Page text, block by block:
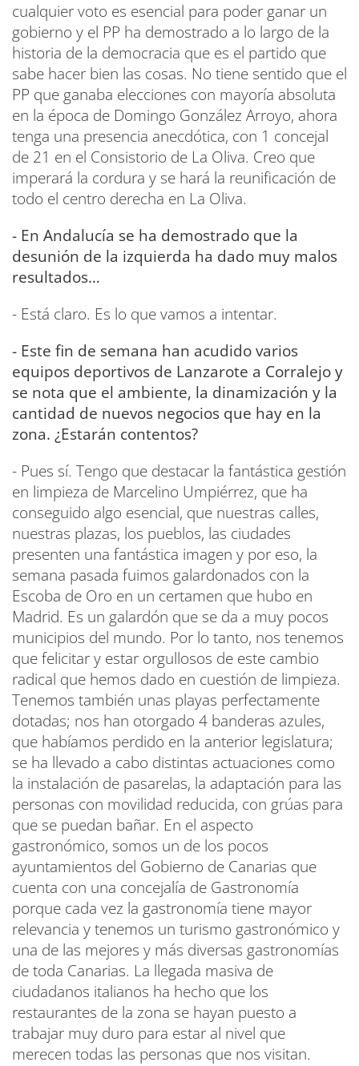
cualquier voto es esencial para poder ganar un
gobierno y el PP ha demostrado a lo largo de la
historia de la democracia que es el partido que
sabe hacer bien las cosas. No tiene sentido que el
PP que ganaba elecciones con mayoría absoluta
en la época de Domingo González Arroyo, ahora
tenga una presencia anecdótica, con 1 concejal
de 21 en el Consistorio de La Oliva. Creo que
imperará la cordura y se hará la reunificación de
todo el centro derecha en La Oliva.
- En Andalucía se ha demostrado que la
desunión de la izquierda ha dado muy malos
resultados…
- Está claro. Es lo que vamos a intentar.
- Este fin de semana han acudido varios
equipos deportivos de Lanzarote a Corralejo y
se nota que el ambiente, la dinamización y la
cantidad de nuevos negocios que hay en la
zona. ¿Estarán contentos?
- Pues sí. Tengo que destacar la fantástica gestión
en limpieza de Marcelino Umpiérrez, que ha
conseguido algo esencial, que nuestras calles,
nuestras plazas, los pueblos, las ciudades
presenten una fantástica imagen y por eso, la
semana pasada fuimos galardonados con la
Escoba de Oro en un certamen que hubo en
Madrid. Es un galardón que se da a muy pocos
municipios del mundo. Por lo tanto, nos tenemos
que felicitar y estar orgullosos de este cambio
radical que hemos dado en cuestión de limpieza.
Tenemos también unas playas perfectamente
dotadas; nos han otorgado 4 banderas azules,
que habíamos perdido en la anterior legislatura;
se ha llevado a cabo distintas actuaciones como
la instalación de pasarelas, la adaptación para las
personas con movilidad reducida, con grúas para
que se puedan bañar. En el aspecto
gastronómico, somos un de los pocos
ayuntamientos del Gobierno de Canarias que
cuenta con una concejalía de Gastronomía
porque cada vez la gastronomía tiene mayor
relevancia y tenemos un turismo gastronómico y
una de las mejores y más diversas gastronomías
de toda Canarias. La llegada masiva de
ciudadanos italianos ha hecho que los
restaurantes de la zona se hayan puesto a
trabajar muy duro para estar al nivel que
merecen todas las personas que nos visitan.